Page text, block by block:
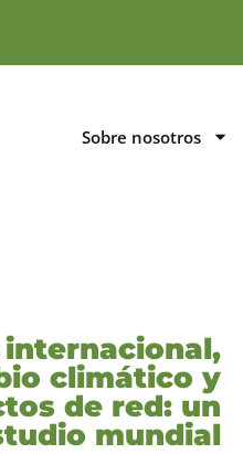
Sobre nosotros
climático y
de red: un
mundial